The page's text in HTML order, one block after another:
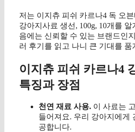
저는 이지츄 피쉬 카르나4 독 오
강아지사료 생선, 100g, 10개를 알
음에는 신뢰할 수 있는 브랜드인
러 후기를 읽고 나니 큰 기대를 품
이지츄 피쉬 카르나4
특징과 장점
천연 재료 사용. 이 사료는
들어져요. 우리 강아지에게
공합니다.